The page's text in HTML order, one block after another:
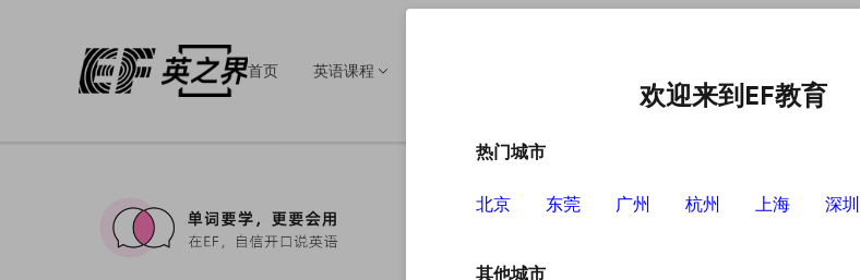
首页 英语课程
欢迎来到EF教育
热门城市
北京 东莞 广州 杭州 上海 深圳
其他城市